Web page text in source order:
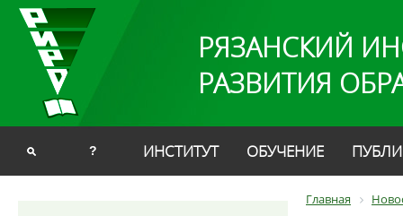
РЯЗАНСКИЙ
РАЗВИТИЯ
? ИНСТИТУТ ОБУЧЕНИЕ
Главная